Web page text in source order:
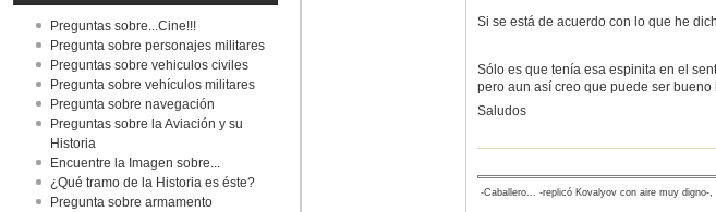
Preguntas sobre...Cine!!!
Pregunta sobre personajes militares
Preguntas sobre vehiculos civiles
Pregunta sobre vehículos militares
Pregunta sobre navegación
Preguntas sobre la Aviación y su
Historia
Encuentre la Imagen sobre...
¿Qué tramo de la Historia es éste?
Pregunta sobre armamento
Si se está de acuerdo con lo que he
Sólo es que tenía esa espinita en el
pero aun así creo que puede ser bueno
Saludos
-Caballero... -replicó Kovalyov con aire muy